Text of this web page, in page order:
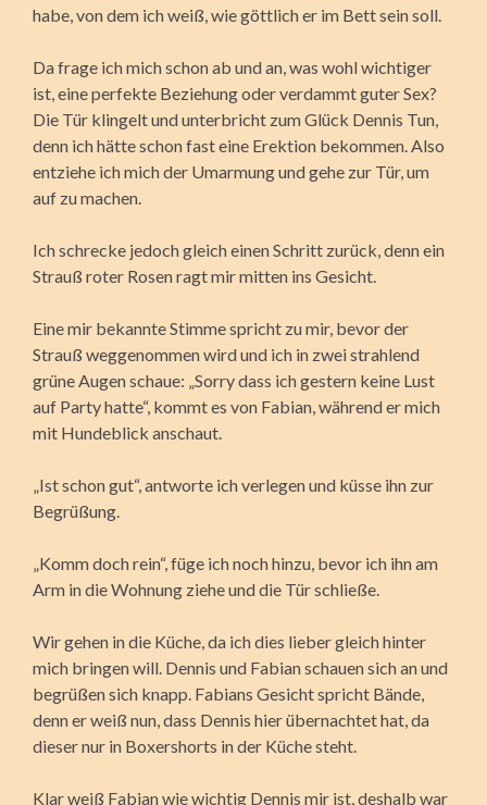
habe, von dem ich weiß, wie göttlich er im Bett sein soll.
Da frage ich mich schon ab und an, was wohl wichtiger
ist, eine perfekte Beziehung oder verdammt guter Sex?
Die Tür klingelt und unterbricht zum Glück Dennis Tun,
denn ich hätte schon fast eine Erektion bekommen. Also
entziehe ich mich der Umarmung und gehe zur Tür, um
auf zu machen.
Ich schrecke jedoch gleich einen Schritt zurück, denn ein
Strauß roter Rosen ragt mir mitten ins Gesicht.
Eine mir bekannte Stimme spricht zu mir, bevor der
Strauß weggenommen wird und ich in zwei strahlend
grüne Augen schaue: „Sorry dass ich gestern keine Lust
auf Party hatte“, kommt es von Fabian, während er mich
mit Hundeblick anschaut.
„Ist schon gut“, antworte ich verlegen und küsse ihn zur
Begrüßung.
„Komm doch rein“, füge ich noch hinzu, bevor ich ihn am
Arm in die Wohnung ziehe und die Tür schließe.
Wir gehen in die Küche, da ich dies lieber gleich hinter
mich bringen will. Dennis und Fabian schauen sich an und
begrüßen sich knapp. Fabians Gesicht spricht Bände,
denn er weiß nun, dass Dennis hier übernachtet hat, da
dieser nur in Boxershorts in der Küche steht.
Klar weiß Fabian wie wichtig Dennis mir ist, deshalb war